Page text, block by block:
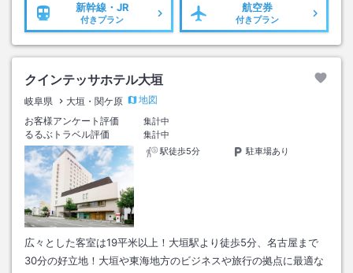
新幹線・JR
付きプラン
航空券
付きプラン
クインテッサホテル大垣
岐阜県 大垣・関ケ原
地図
お客様アンケート評価
集計中
るるぶトラベル評価
集計中
駅徒歩5分
駐車場あり
広々とした客室は19平米以上！大垣駅より徒歩5分、名古屋まで
30分の好立地！大垣や東海地方のビジネスや旅行の拠点に最適な